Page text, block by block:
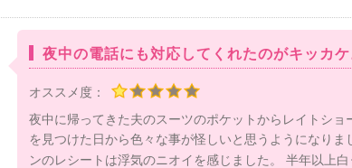
夜中の電話にも対応してくれたのがキッカケ
オススメ度：
夜中に帰ってきた夫のスーツのポケットからレイトショ
を見つけた日から色々な事が怪しいと思うようになりま
ンのレシートは浮気のニオイを感じました。 半年以上白